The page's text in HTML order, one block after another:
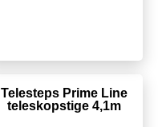
Telesteps Prime Line
teleskopstige 4,1m